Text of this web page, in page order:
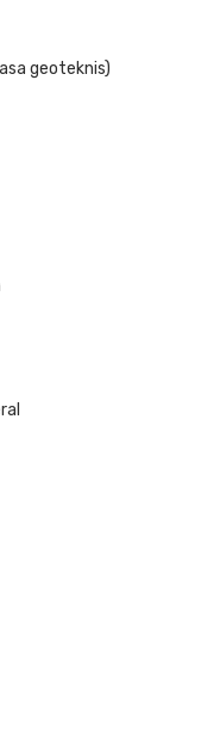
geoteknis)